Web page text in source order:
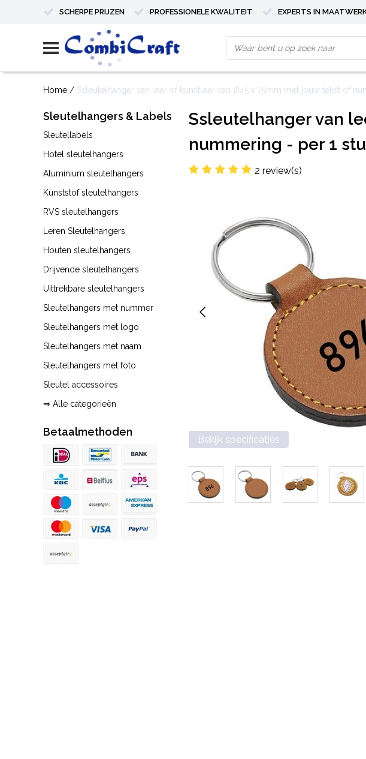
SCHERPE PRIJZEN PROFESSIONELE KWALITEIT EXPERTS IN
Home / Ssleutelhanger van leer of kunstleer van Ø45 x 75mm met jouw tekst of
Sleutelhangers & Labels
Sleutellabels
Hotel sleutelhangers
Aluminium sleutelhangers
Kunststof sleutelhangers
RVS sleutelhangers
Leren Sleutelhangers
Houten sleutelhangers
Drijvende sleutelhangers
Uittrekbare sleutelhangers
Sleutelhangers met nummer
Sleutelhangers met logo
Sleutelhangers met naam
Sleutelhangers met foto
Sleutel accessoires
⇒ Alle categorieën
Betaalmethoden
Ssleutelhanger van
nummering - per 1
2 review(s)
Bekijk specificaties